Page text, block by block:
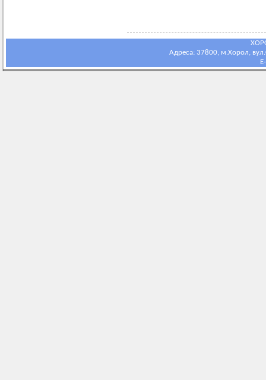
Адреса: 37800, м.Хорол,